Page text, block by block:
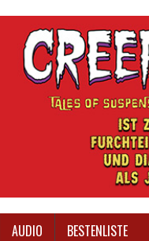
AUDIO BESTENLISTE